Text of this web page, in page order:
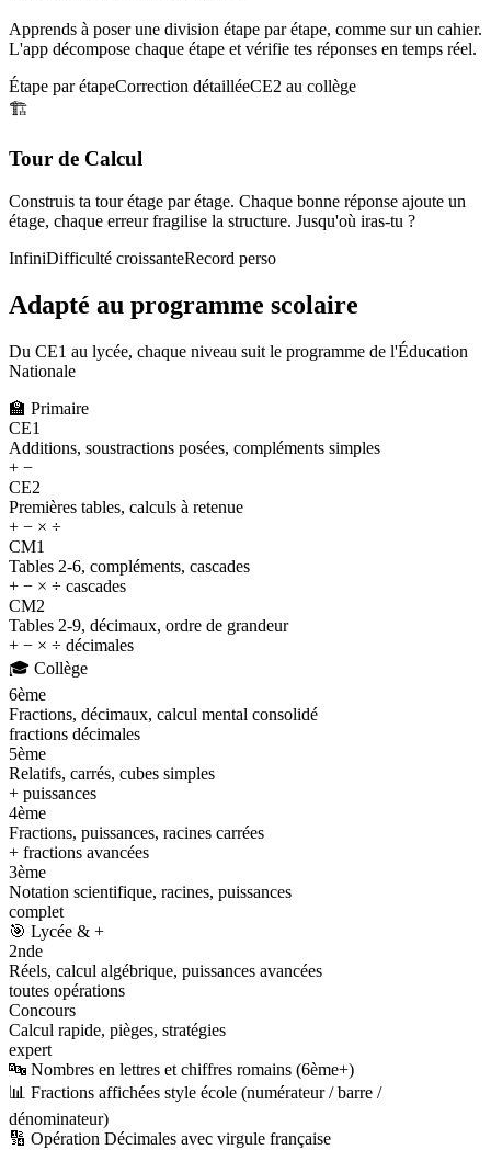
Apprends à poser une division étape par étape, comme sur un cahier.
L'app décompose chaque étape et vérifie tes réponses en temps réel.
Étape par étapeCorrection détailléeCE2 au collège
🏗️
Tour de Calcul
Construis ta tour étage par étage. Chaque bonne réponse ajoute un
étage, chaque erreur fragilise la structure. Jusqu'où iras-tu ?
InfiniDifficulté croissanteRecord perso
Adapté au programme scolaire
Du CE1 au lycée, chaque niveau suit le programme de l'Éducation
Nationale
🏫 Primaire
CE1
Additions, soustractions posées, compléments simples
+ −
CE2
Premières tables, calculs à retenue
+ − × ÷
CM1
Tables 2-6, compléments, cascades
+ − × ÷ cascades
CM2
Tables 2-9, décimaux, ordre de grandeur
+ − × ÷ décimales
🎓 Collège
6ème
Fractions, décimaux, calcul mental consolidé
fractions décimales
5ème
Relatifs, carrés, cubes simples
+ puissances
4ème
Fractions, puissances, racines carrées
+ fractions avancées
3ème
Notation scientifique, racines, puissances
complet
🎯 Lycée & +
2nde
Réels, calcul algébrique, puissances avancées
toutes opérations
Concours
Calcul rapide, pièges, stratégies
expert
🔤 Nombres en lettres et chiffres romains (6ème+)
📊 Fractions affichées style école (numérateur / barre /
dénominateur)
🔢 Opération Décimales avec virgule française